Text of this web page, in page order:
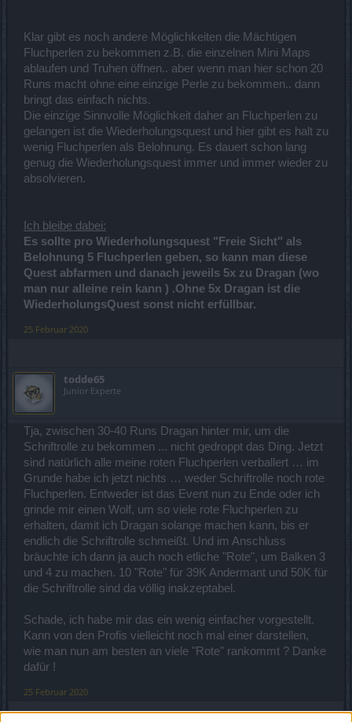
Klar gibt es noch andere Möglichkeiten die Mächtigen
Fluchperlen zu bekommen z.B. die einzelnen Mini Maps
ablaufen und Truhen öffnen.. aber wenn man hier schon 20
Runs macht ohne eine einzige Perle zu bekommen.. dann
bringt das einfach nichts.
Die einzige Sinnvolle Möglichkeit daher an Fluchperlen zu
gelangen ist die Wiederholungsquest und hier gibt es halt zu
wenig Fluchperlen als Belohnung. Es dauert schon lang
genug die Wiederholungsquest immer und immer wieder zu
absolvieren.
Ich bleibe dabei:
Es sollte pro Wiederholungsquest "Freie Sicht" als
Belohnung 5 Fluchperlen geben, so kann man diese
Quest abfarmen und danach jeweils 5x zu Dragan (wo
man nur alleine rein kann ) .Ohne 5x Dragan ist die
WiederholungsQuest sonst nicht erfüllbar.
25 Februar 2020
todde65
Junior Experte
Tja, zwischen 30-40 Runs Dragan hinter mir, um die
Schriftrolle zu bekommen ... nicht gedroppt das Ding. Jetzt
sind natürlich alle meine roten Fluchperlen verballert … im
Grunde habe ich jetzt nichts … weder Schriftrolle noch rote
Fluchperlen. Entweder ist das Event nun zu Ende oder ich
grinde mir einen Wolf, um so viele rote Fluchperlen zu
erhalten, damit ich Dragan solange machen kann, bis er
endlich die Schriftrolle schmeißt. Und im Anschluss
bräuchte ich dann ja auch noch etliche "Rote", um Balken 3
und 4 zu machen. 10 "Rote" für 39K Andermant und 50K für
die Schriftrolle sind da völlig inakzeptabel.
Schade, ich habe mir das ein wenig einfacher vorgestellt.
Kann von den Profis vielleicht noch mal einer darstellen,
wie man nun am besten an viele "Rote" rankommt ? Danke
dafür !
25 Februar 2020